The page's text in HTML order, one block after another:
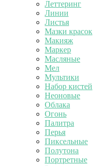
Леттеринг
Линии
Листья
Мазки красок
Макияж
Маркер
Масляные
Мел
Мультики
Набор кистей
Неоновые
Облака
Огонь
Палитра
Перья
Пиксельные
Полутона
Портретные